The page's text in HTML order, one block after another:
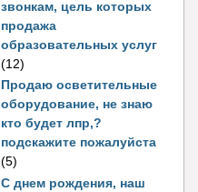
звонкам, цель которых
продажа
образовательных услуг
(12)
Продаю осветительные
оборудование, не знаю
кто будет лпр,?
подскажите пожалуйста
(5)
С днем рождения, наш